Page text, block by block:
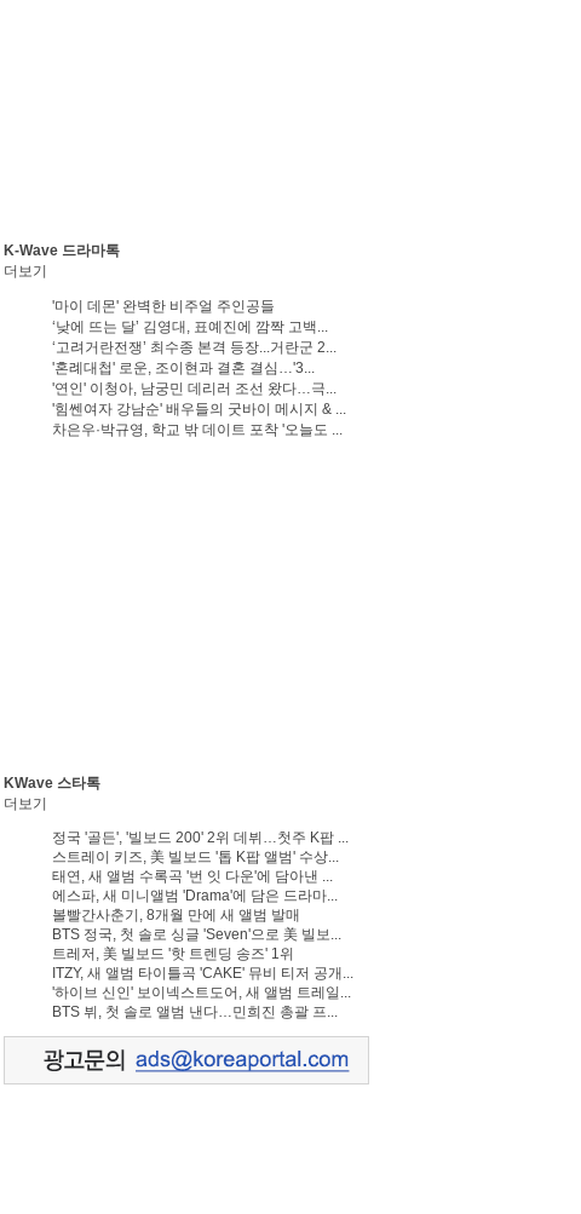
K-Wave 드라마톡
더보기
'마이 데몬' 완벽한 비주얼 주인공들
‘낮에 뜨는 달’ 김영대, 표예진에 깜짝 고백...
‘고려거란전쟁’ 최수종 본격 등장...거란군 2...
'혼례대첩' 로운, 조이현과 결혼 결심…'3...
'연인' 이청아, 남궁민 데리러 조선 왔다…극...
'힘쎈여자 강남순' 배우들의 굿바이 메시지 & ...
차은우·박규영, 학교 밖 데이트 포착 '오늘도 ...
KWave 스타톡
더보기
정국 '골든', '빌보드 200' 2위 데뷔…첫주 K팝 ...
스트레이 키즈, 美 빌보드 '톱 K팝 앨범' 수상...
태연, 새 앨범 수록곡 '번 잇 다운'에 담아낸 ...
에스파, 새 미니앨범 'Drama'에 담은 드라마...
볼빨간사춘기, 8개월 만에 새 앨범 발매
BTS 정국, 첫 솔로 싱글 'Seven'으로 美 빌보...
트레저, 美 빌보드 '핫 트렌딩 송즈' 1위
ITZY, 새 앨범 타이틀곡 'CAKE' 뮤비 티저 공개...
'하이브 신인' 보이넥스트도어, 새 앨범 트레일...
BTS 뷔, 첫 솔로 앨범 낸다…민희진 총괄 프...